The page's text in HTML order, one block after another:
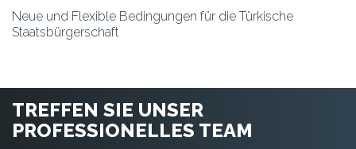
Neue und Flexible Bedingungen für die Türkische
Staatsbürgerschaft
TREFFEN SIE UNSER
PROFESSIONELLES TEAM